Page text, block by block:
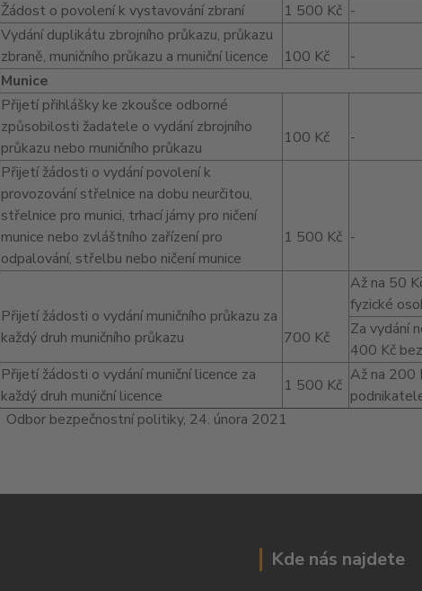
Žádost o povolení k vystavování zbraní
1 500 Kč -
Vydání duplikátu zbrojního průkazu, průkazu
zbraně, muničního průkazu a muniční licence
100 Kč
-
Munice
Přijetí přihlášky ke zkoušce odborné
způsobilosti žadatele o vydání zbrojního
průkazu nebo muničního průkazu
100 Kč
-
Přijetí žádosti o vydání povolení k
provozování střelnice na dobu neurčitou,
střelnice pro munici, trhací jámy pro ničení
munice nebo zvláštního zařízení pro
odpalování, střelbu nebo ničení munice
1 500 Kč -
Přijetí žádosti o vydání muničního průkazu za
každý druh muničního průkazu
700 Kč
Až na 50
fyzické
Za vydání
400 Kč
Přijetí žádosti o vydání muniční licence za
každý druh muniční licence
1 500 Kč
Až na 200
Odbor bezpečnostní politiky, 24. února 2021
Kde nás najdete